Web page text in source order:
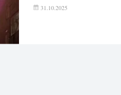
31.10.2025